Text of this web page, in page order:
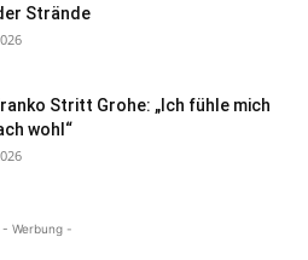
Strände
Stritt Grohe: „Ich fühle mich
wohl“
- Werbung -